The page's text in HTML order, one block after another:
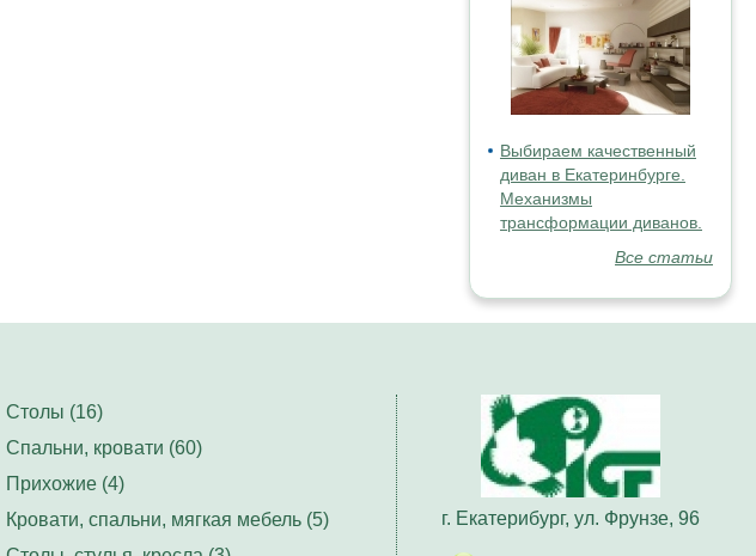
Выбираем качественный
диван в Екатеринбурге.
Механизмы
трансформации диванов.
Все статьи
г. Екатерибург, ул. Фрунзе, 96
Столы (16)
Спальни, кровати (60)
Прихожие (4)
Кровати, спальни, мягкая мебель (5)